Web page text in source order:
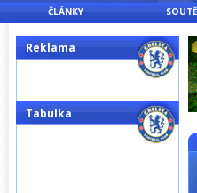
ČLÁNKY
Reklama
Tabulka